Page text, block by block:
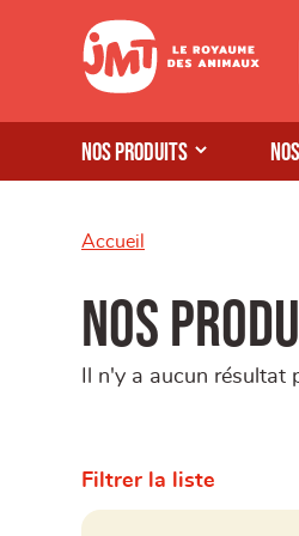
Nos produits
Accueil
Nos
Il n'y a aucun résultat
Filtrer la liste